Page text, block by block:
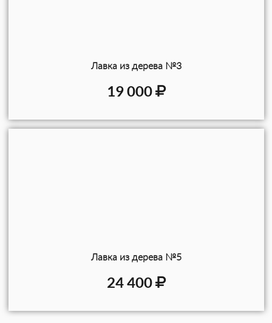
Лавка из дерева №3
19 000
Лавка из дерева №5
24 400